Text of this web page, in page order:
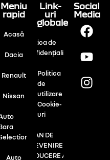
Meniu
rapid
Acasă
Dacia
Renault
Nissan
Auto
Bara
Selection
Auto
Link-
uri
globale
Politica de
confidențialitate
Politica
de
utilizare
Cookie-
uri
PLAN DE
PREVENIRE SI
REDUCERE A
Social
Media